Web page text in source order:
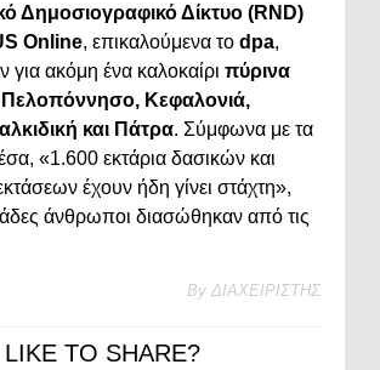
Δημοσιογραφικό Δίκτυο (RND)
Online, επικαλούμενα το dpa,
για ακόμη ένα καλοκαίρι πύρινα
Κεφαλονιά,
και Πάτρα. Σύμφωνα με τα
«1.600 εκτάρια δασικών και
έχουν ήδη γίνει στάχτη»,
άνθρωποι διασώθηκαν από τις
By ΔΙΑΧΕΙΡΙΣΤΗΣ
LIKE TO SHARE?